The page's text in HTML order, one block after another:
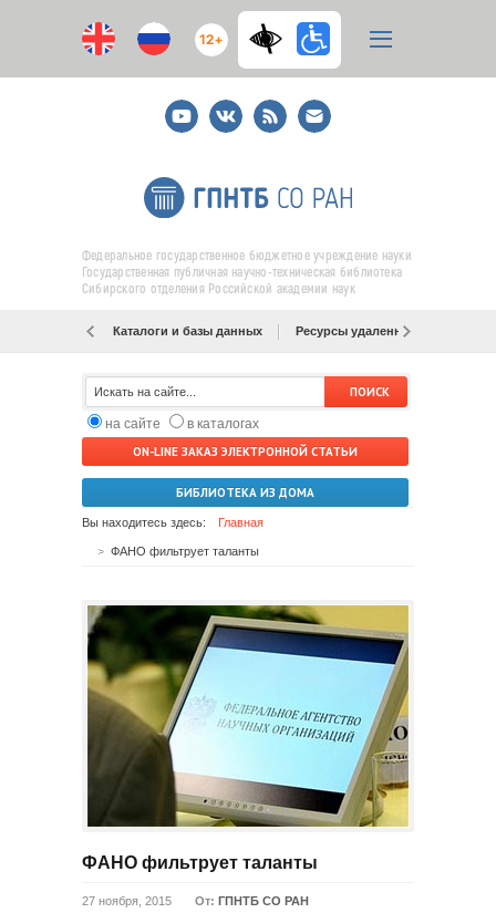
12+
YoutubeВКонтакте
RSS
E-
mail
подписка
Федеральное государственное бюджетное учреждение науки
Государственная публичная научно-техническая библиотека
Сибирского отделения Российской академии наук
Каталоги и базы данных Ресурсы удаленного доступа
на сайте
в каталогах
ON-LINE ЗАКАЗ ЭЛЕКТРОННОЙ СТАТЬИ
БИБЛИОТЕКА ИЗ ДОМА
Вы находитесь здесь: Главная
ФАНО фильтрует таланты
ФАНО фильтрует таланты
27 ноября, 2015 От: ГПНТБ СО РАН